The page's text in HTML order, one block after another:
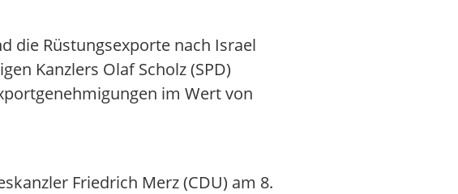
die Rüstungsexporte nach Israel
Kanzlers Olaf Scholz (SPD)
im Wert von
Friedrich Merz (CDU) am 8.